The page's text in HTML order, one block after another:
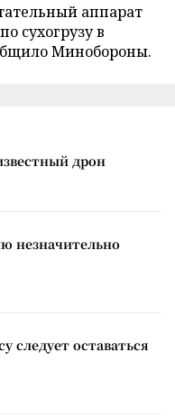
аппарат
сухогрузу в
Минобороны.
дрон
незначительно
следует оставаться